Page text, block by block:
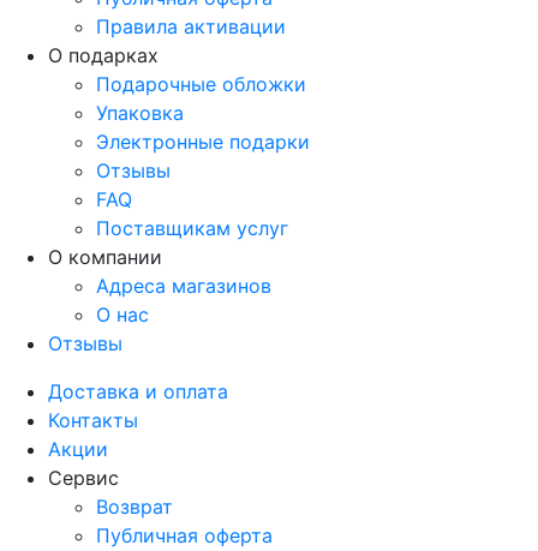
Правила активации
О подарках
Подарочные обложки
Упаковка
Электронные подарки
Отзывы
FAQ
Поставщикам услуг
О компании
Адреса магазинов
О нас
Отзывы
Доставка и оплата
Контакты
Акции
Сервис
Возврат
Публичная оферта